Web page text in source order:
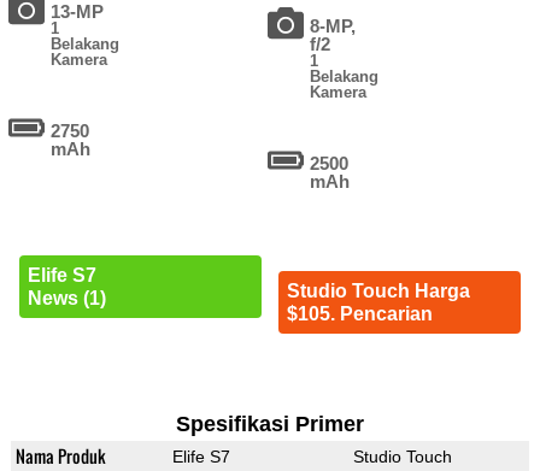
13-MP
1
Belakang
Kamera
2750
mAh
Elife S7
News (1)
8-MP,
f/2
1
Belakang
Kamera
2500
mAh
Studio Touch Harga
$105. Pencarian
Spesifikasi Primer
Nama Produk Elife S7 Studio Touch